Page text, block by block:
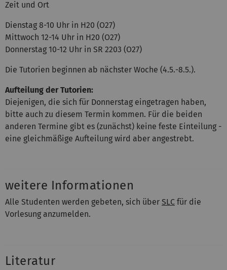
Zeit und Ort
Dienstag 8-10 Uhr in H20 (O27)
Mittwoch 12-14 Uhr in H20 (O27)
Donnerstag 10-12 Uhr in SR 2203 (O27)
Die Tutorien beginnen ab nächster Woche (4.5.-8.5.).
Aufteilung der Tutorien:
Diejenigen, die sich für Donnerstag eingetragen haben,
bitte auch zu diesem Termin kommen. Für die beiden
anderen Termine gibt es (zunächst) keine feste Einteilung -
eine gleichmäßige Aufteilung wird aber angestrebt.
weitere Informationen
Alle Studenten werden gebeten, sich über SLC für die
Vorlesung anzumelden.
Literatur